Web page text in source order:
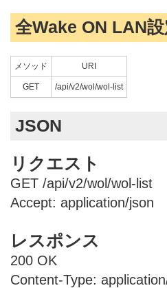
全Wake ON LAN
メソッド URI
GET /api/v2/wol/wol-list
JSON
リクエスト
GET /api/v2/wol/wol-list
Accept: application/json
レスポンス
200 OK
Content-Type: